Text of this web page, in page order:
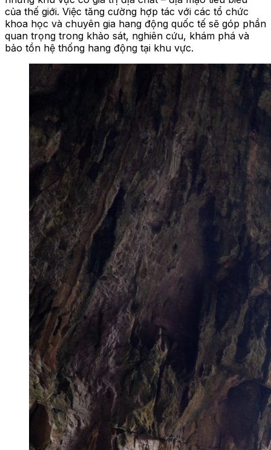
của thế giới. Việc tăng cường hợp tác với các tổ chức
khoa học và chuyên gia hang động quốc tế sẽ góp phần
quan trọng trong khảo sát, nghiên cứu, khám phá và
bảo tồn hệ thống hang động tại khu vực.